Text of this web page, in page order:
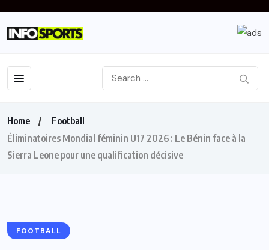
Home
Football
Éliminatoires Mondial féminin U17 2026 : Le Bénin face à la
Sierra Leone pour une qualification décisive
FOOTBALL